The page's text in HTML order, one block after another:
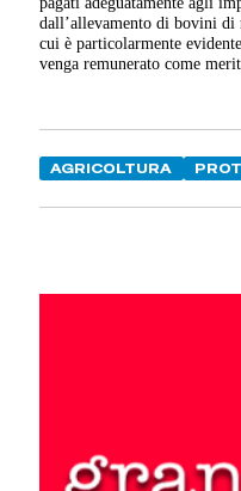
dall’allevamento di bovini di
cui è particolarmente
venga remunerato come
AGRICOLTURA